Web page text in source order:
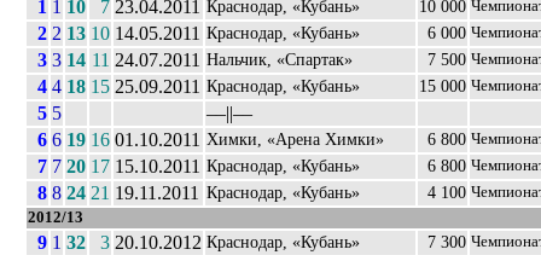
1 1 10 7 23.04.2011 Краснодар, «Кубань» 10 000
2 2 13 10 14.05.2011 Краснодар, «Кубань» 6 000
3 3 14 11 24.07.2011 Нальчик, «Спартак» 7 500
4 4 18 15 25.09.2011 Краснодар, «Кубань» 15 000
5 5
––||––
6 6 19 16 01.10.2011 Химки, «Арена Химки» 6 800
7 7 20 17 15.10.2011 Краснодар, «Кубань» 6 800
8 8 24 21 19.11.2011 Краснодар, «Кубань» 4 100
2012/13
9 1 32 3 20.10.2012 Краснодар, «Кубань» 7 300